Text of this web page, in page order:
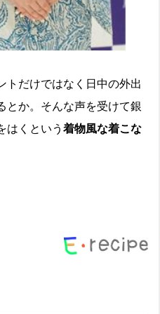
トだけではなく日中の外出
か。そんな声を受けて銀
はくという 着物風な着こな